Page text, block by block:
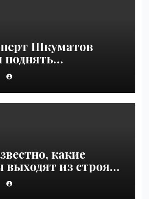
Шкуматов
поднять
скорость на
| VseTime.ru
какие
выходят из строя
под капотом |